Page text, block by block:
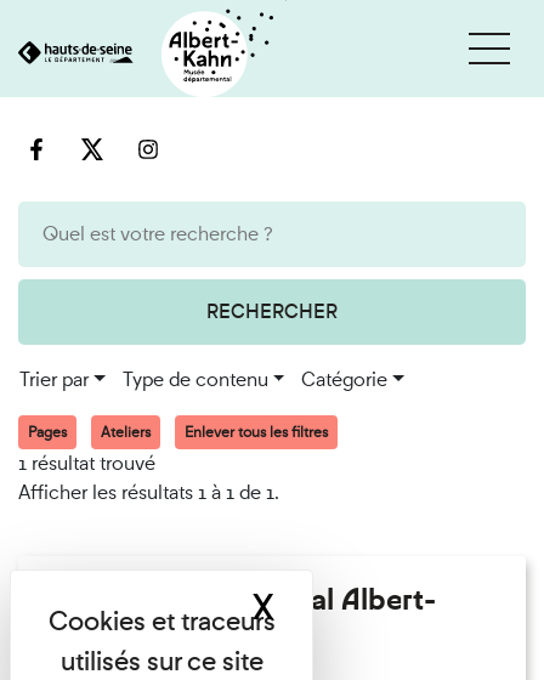
au
RECHERCHER
Trier par Type de contenu Catégorie
Pages Ateliers Enlever tous les filtres
1 résultat trouvé
Afficher les résultats 1 à 1 de 1.
Musée départemental Albert-
Kahn
Cookies et traceurs utilisés sur ce site
XMasquer le